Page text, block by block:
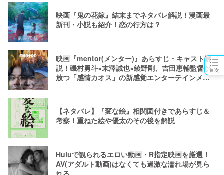
目次
映画『鬼の花嫁』結末までネタバレ解説！漫画最
新刊・小説も紹介！恋の行方は？
映画『mentor(メンター)』あらすじ・キャスト解
説！磯村勇斗×末澤誠也×綾野剛、吉田恵輔監督が
放つ「感情カオス」の新感覚エンターテインメン
【ネタバレ】『変な絵』相関図付きであらすじ＆
考察！重ねた絵や優太のその後を解説
Huluで観られるエロい動画・R指定映画を厳選！
AV(アダルト動画)はなくても過激な濡れ場が見ら
れる